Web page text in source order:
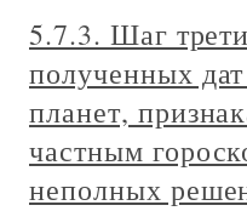
5.7.3. Шаг
полученных
планет,
частным
неполных